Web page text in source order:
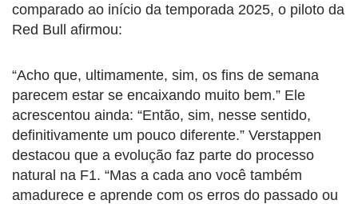
comparado ao início da temporada 2025, o piloto da
Red Bull afirmou:
“Acho que, ultimamente, sim, os fins de semana
parecem estar se encaixando muito bem.” Ele
acrescentou ainda: “Então, sim, nesse sentido,
definitivamente um pouco diferente.” Verstappen
destacou que a evolução faz parte do processo
natural na F1. “Mas a cada ano você também
amadurece e aprende com os erros do passado ou